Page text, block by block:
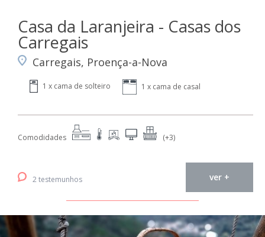
Casa da Laranjeira - Casas dos
Carregais
Carregais, Proença-a-Nova
1 x cama de solteiro 1 x cama de casal
Comodidades (+3)
2 testemunhos ver +